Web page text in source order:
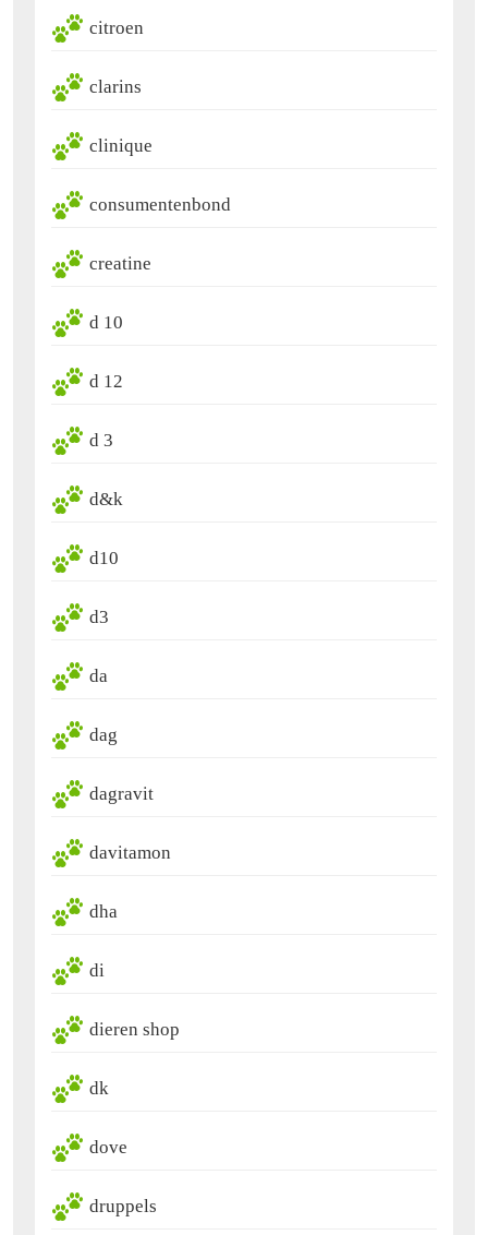
citroen
clarins
clinique
consumentenbond
creatine
d 10
d 12
d 3
d&k
d10
d3
da
dag
dagravit
davitamon
dha
di
dieren shop
dk
dove
druppels